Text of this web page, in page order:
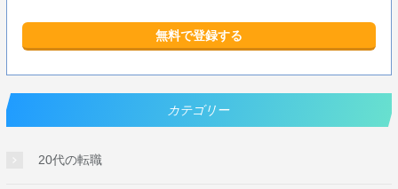
無料で登録する
カテゴリー
20代の転職